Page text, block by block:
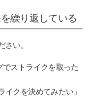
繰り返している
さい。
ストライクを取った
イクを決めてみたい」